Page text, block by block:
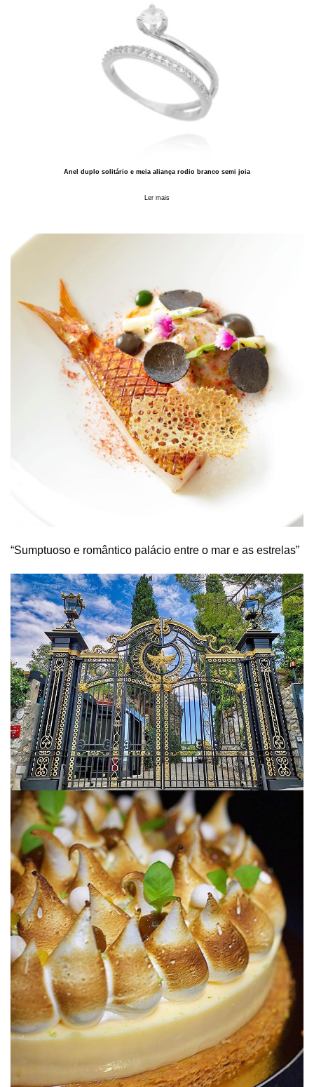
Anel duplo solitário e meia aliança rodio branco semi joia
Ler mais
“Sumptuoso e romântico palácio entre o mar e as estrelas”